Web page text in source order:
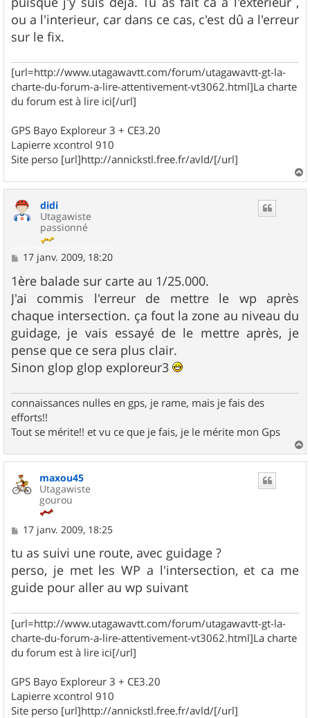
ou a l'interieur, car dans ce cas, c'est dû a l'erreur
sur le fix.
[url=http://www.utagawavtt.com/forum/utagawavtt-gt-la-
charte-du-forum-a-lire-attentivement-vt3062.html]La charte
du forum est à lire ici[/url]
GPS Bayo Exploreur 3 + CE3.20
Lapierre xcontrol 910
Site perso [url]http://annickstl.free.fr/avld/[/url]
a
didi
Utagawiste
passionné
M
s
s
a
g
e
17 janv. 2009, 18:20
1ère balade sur carte au 1/25.000.
J'ai commis l'erreur de mettre le wp après
chaque intersection. ça fout la zone au niveau du
guidage, je vais essayé de le mettre après, je
pense que ce sera plus clair.
Sinon glop glop exploreur3
connaissances nulles en gps, je rame, mais je fais des
efforts!!
Tout se mérite!! et vu ce que je fais, je le mérite mon Gps
a
maxou45
Utagawiste
gourou
M
s
s
a
g
e
17 janv. 2009, 18:25
tu as suivi une route, avec guidage ?
perso, je met les WP a l'intersection, et ca me
guide pour aller au wp suivant
[url=http://www.utagawavtt.com/forum/utagawavtt-gt-la-
charte-du-forum-a-lire-attentivement-vt3062.html]La charte
du forum est à lire ici[/url]
GPS Bayo Exploreur 3 + CE3.20
Lapierre xcontrol 910
Site perso [url]http://annickstl.free.fr/avld/[/url]